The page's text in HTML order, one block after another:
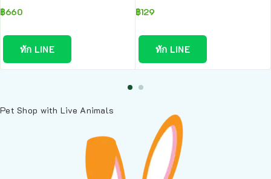
฿660
ทัก LINE
฿129
ทัก LINE
Pet Shop with Live Animals